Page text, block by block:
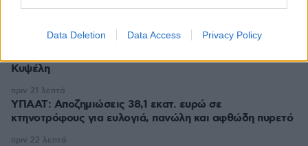
Data Deletion Data Access Privacy Policy
Η απουσία μέσα στη νύχτα και η λεπτομέρεια στα
μηνύματα: Πώς η σύζυγος του Αφγανού ξεκίνησε να τον
Κυψέλη
ΥΠΑΑΤ: Αποζημιώσεις 38,1 εκατ. ευρώ σε
κτηνοτρόφους για ευλογιά, πανώλη και αφθώδη πυρετό
πριν 21 λεπτά
πριν 22 λεπτά